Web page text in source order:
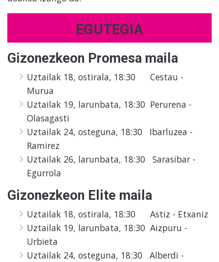
EGUTEGIA
Gizonezkeon Promesa maila
Uztailak 18, ostirala, 18:30 Cestau -
Murua
Uztailak 19, larunbata, 18:30 Perurena -
Olasagasti
Uztailak 24, osteguna, 18:30 Ibarluzea -
Ramirez
Uztailak 26, larunbata, 18:30 Sarasibar -
Egurrola
Gizonezkeon Elite maila
Uztailak 18, ostirala, 18:30 Astiz - Etxaniz
Uztailak 19, larunbata, 18:30 Aizpuru -
Urbieta
Uztailak 24, osteguna, 18:30 Alberdi -